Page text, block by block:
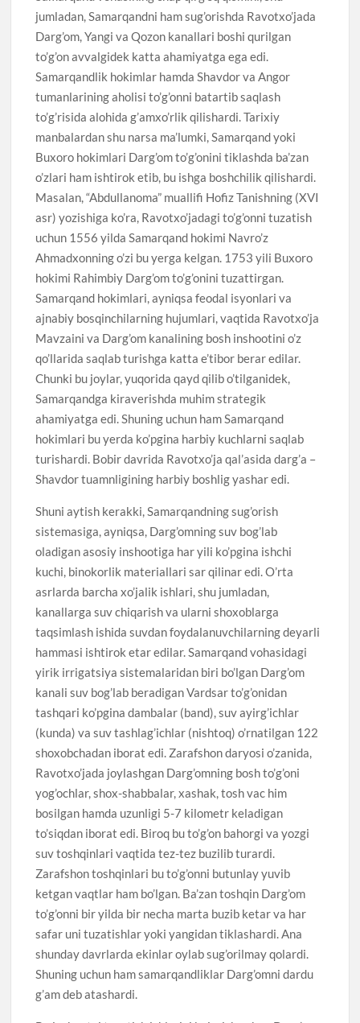
jumladan, Samarqandni ham sug’orishda Ravotxo’jada
Darg’om, Yangi va Qozon kanallari boshi qurilgan
to’g’on avvalgidek katta ahamiyatga ega edi.
Samarqandlik hokimlar hamda Shavdor va Angor
tumanlarining aholisi to’g’onni batartib saqlash
to’g’risida alohida g’amxo’rlik qilishardi. Tarixiy
manbalardan shu narsa ma’lumki, Samarqand yoki
Buxoro hokimlari Darg’om to’g’onini tiklashda ba’zan
o’zlari ham ishtirok etib, bu ishga boshchilik qilishardi.
Masalan, “Abdullanoma” muallifi Hofiz Tanishning (XVI
asr) yozishiga ko’ra, Ravotxo’jadagi to’g’onni tuzatish
uchun 1556 yilda Samarqand hokimi Navro’z
Ahmadxonning o’zi bu yerga kelgan. 1753 yili Buxoro
hokimi Rahimbiy Darg’om to’g’onini tuzattirgan.
Samarqand hokimlari, ayniqsa feodal isyonlari va
ajnabiy bosqinchilarning hujumlari, vaqtida Ravotxo’ja
Mavzaini va Darg’om kanalining bosh inshootini o’z
qo’llarida saqlab turishga katta e’tibor berar edilar.
Chunki bu joylar, yuqorida qayd qilib o’tilganidek,
Samarqandga kiraverishda muhim strategik
ahamiyatga edi. Shuning uchun ham Samarqand
hokimlari bu yerda ko’pgina harbiy kuchlarni saqlab
turishardi. Bobir davrida Ravotxo’ja qal’asida darg’a –
Shavdor tuamnligining harbiy boshlig yashar edi.
Shuni aytish kerakki, Samarqandning sug’orish
sistemasiga, ayniqsa, Darg’omning suv bog’lab
oladigan asosiy inshootiga har yili ko’pgina ishchi
kuchi, binokorlik materiallari sar qilinar edi. O’rta
asrlarda barcha xo’jalik ishlari, shu jumladan,
kanallarga suv chiqarish va ularni shoxoblarga
taqsimlash ishida suvdan foydalanuvchilarning deyarli
hammasi ishtirok etar edilar. Samarqand vohasidagi
yirik irrigatsiya sistemalaridan biri bo’lgan Darg’om
kanali suv bog’lab beradigan Vardsar to’g’onidan
tashqari ko’pgina dambalar (band), suv ayirg’ichlar
(kunda) va suv tashlag’ichlar (nishtoq) o’rnatilgan 122
shoxobchadan iborat edi. Zarafshon daryosi o’zanida,
Ravotxo’jada joylashgan Darg’omning bosh to’g’oni
yog’ochlar, shox-shabbalar, xashak, tosh vac him
bosilgan hamda uzunligi 5-7 kilometr keladigan
to’siqdan iborat edi. Biroq bu to’g’on bahorgi va yozgi
suv toshqinlari vaqtida tez-tez buzilib turardi.
Zarafshon toshqinlari bu to’g’onni butunlay yuvib
ketgan vaqtlar ham bo’lgan. Ba’zan toshqin Darg’om
to’g’onni bir yilda bir necha marta buzib ketar va har
safar uni tuzatishlar yoki yangidan tiklashardi. Ana
shunday davrlarda ekinlar oylab sug’orilmay qolardi.
Shuning uchun ham samarqandliklar Darg’omni dardu
g’am deb atashardi.